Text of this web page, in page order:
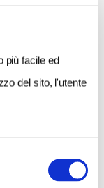
più facile ed
del sito, l'utente